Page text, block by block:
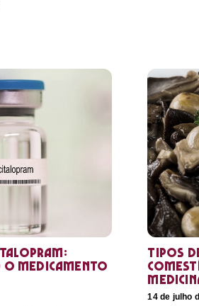
o medicamento
Tipos
14 de julho